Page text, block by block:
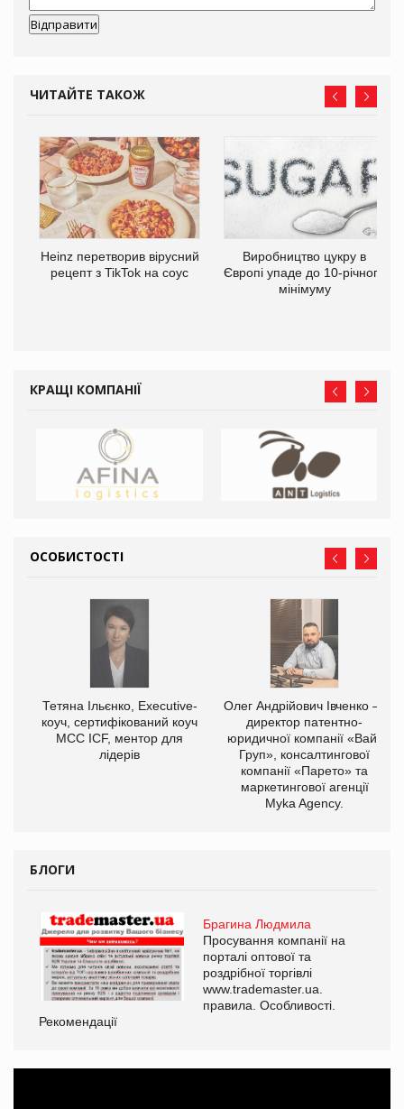
ЧИТАЙТЕ ТАКОЖ
Heinz перетворив вірусний
рецепт з TikTok на соус
Виробництво цукру в
Європі упаде до 10-річного
мінімуму
КРАЩІ КОМПАНІЇ
ОСОБИСТОСТІ
Тетяна Ільєнко, Executive-
коуч, сертифікований коуч
МСС ICF, ментор для
лідерів
Олег Андрійович Івченко —
директор патентно-
юридичної компанії «Вайз
Груп», консалтингової
компанії «Парето» та
маркетингової агенції
Myka Agency.
БЛОГИ
Брагина Людмила
Просування компанії на
порталі оптової та
роздрібної торгівлі
www.trademaster.ua.
правила. Особливості.
Рекомендації